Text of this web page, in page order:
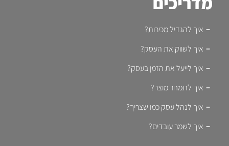
איך להגדיל מכירות?
איך לשווק את העסק?
איך לייעל את הזמן בעסק?
איך לתמחר מוצר?
איך לנהל עסק כמו שצריך?
איך לשמר עובדים?